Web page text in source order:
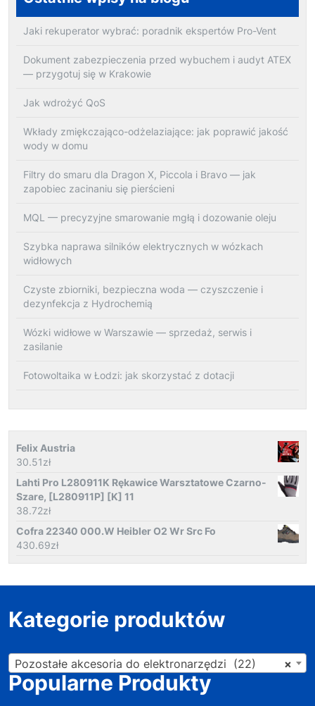
Jaki rekuperator wybrać: poradnik ekspertów Pro-Vent
Dokument zabezpieczenia przed wybuchem i audyt ATEX
— przygotuj się w Krakowie
Jak wdrożyć QoS
Wkłady zmiękczająco-odżelaziające: jak poprawić jakość
wody w domu
Filtry do smaru dla Dragon X, Piccola i Bravo — jak
zapobiec zacinaniu się pierścieni
MQL — precyzyjne smarowanie mgłą i dozowanie oleju
Szybka naprawa silników elektrycznych w wózkach
widłowych
Czyste zbiorniki, bezpieczna woda — czyszczenie i
dezynfekcja z Hydrochemią
Wózki widłowe w Warszawie — sprzedaż, serwis i
zasilanie
Fotowoltaika w Łodzi: jak skorzystać z dotacji
Felix Austria
30.51zł
Lahti Pro L280911K Rękawice Warsztatowe Czarno-
Szare, [L280911P] [K] 11
38.72zł
Cofra 22340 000.W Heibler O2 Wr Src Fo
430.69zł
Kategorie produktów
×
Pozostałe akcesoria do elektronarzędzi (22)
Popularne Produkty